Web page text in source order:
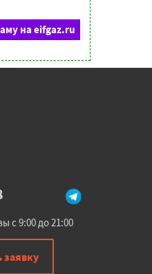
на eifgaz.ru
с 9:00 до 21:00
заявку